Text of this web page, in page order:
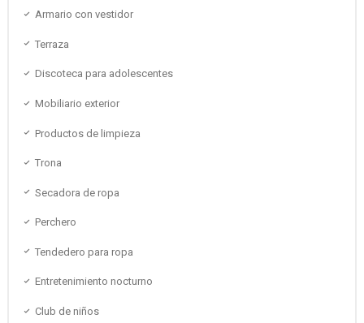
Armario con vestidor
Terraza
Discoteca para adolescentes
Mobiliario exterior
Productos de limpieza
Trona
Secadora de ropa
Perchero
Tendedero para ropa
Entretenimiento nocturno
Club de niños